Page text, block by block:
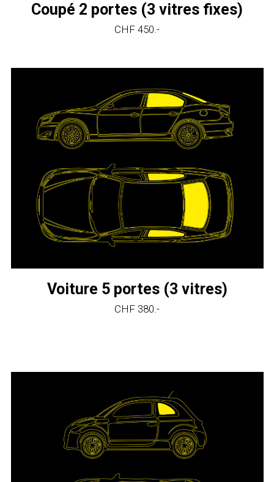
Coupé 2 portes (3 vitres fixes)
CHF 450.-
Voiture 5 portes (3 vitres)
CHF 380.-